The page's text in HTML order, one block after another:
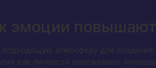
эмоции
атмосферу для
как личности переживают